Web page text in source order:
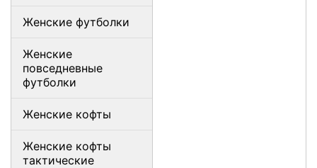
Женские футболки
Женские
повседневные
футболки
Женские кофты
Женские кофты
тактические